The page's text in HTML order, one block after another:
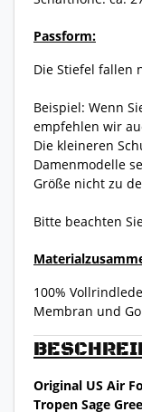
Original US Air
Tropen Sage
Passform:
Die Stiefel fallen
Beispiel: Wenn
empfehlen wir
Die kleineren
Damenmodelle
Größe nicht zu
Bitte beachten
100%
Membran und